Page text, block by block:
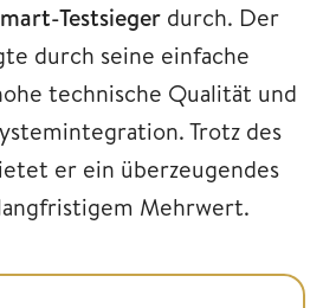
Testsieger durch. Der
durch seine einfache
technische Qualität und
Trotz des
er ein überzeugendes
Mehrwert.